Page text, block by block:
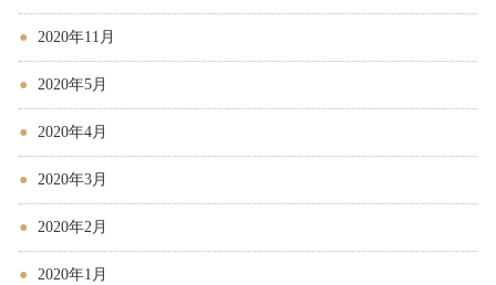
2020年11月
2020年5月
2020年4月
2020年3月
2020年2月
2020年1月